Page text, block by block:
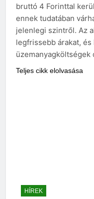
bruttó 4 Forinttal
ennek tudatában
jelenlegi szintről. Az
legfrissebb árakat,
üzemanyagköltségek
Teljes cikk elolvasása
HÍREK